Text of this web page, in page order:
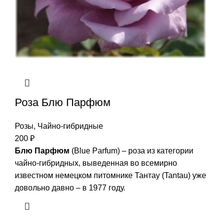
Роза Блю Парфюм
Розы, Чайно-гибридные
200 ₽
Блю Парфюм (Blue Parfum) – роза из категории
чайно-гибридных, выведенная во всемирно
известном немецком питомнике Тантау (Tantau) уже
довольно давно – в 1977 году.